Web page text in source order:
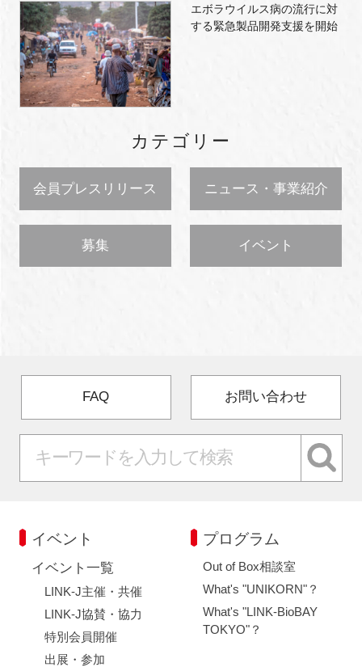
エボラウイルス病の流行に対
する緊急製品開発支援を開始
カテゴリー
会員プレスリリース ニュース・事業紹介
募集 イベント
FAQ お問い合わせ
イベント
イベント一覧
LINK-J主催・共催
LINK-J協賛・協力
特別会員開催
出展・参加
プログラム
Out of Box相談室
What's "UNIKORN"？
What's "LINK-BioBAY
TOKYO"？